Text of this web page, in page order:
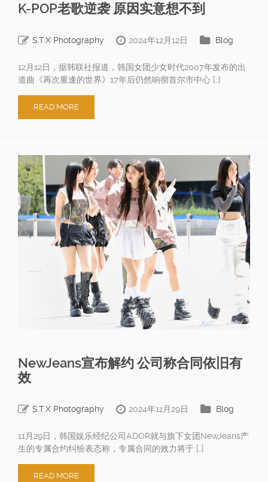
K-POP老歌逆袭 原因实意想不到
S.T.X Photography 2024年12月12日 Blog
12月12日，据韩联社报道，韩国女团少女时代2007年发布的出
道曲《再次重逢的世界》17年后仍然响彻首尔市中心 […]
READ MORE
NewJeans宣布解约 公司称合同依旧有
效
S.T.X Photography 2024年11月29日 Blog
11月29日，韩国娱乐经纪公司ADOR就与旗下女团NewJeans产
生的专属合约纠纷表态称，专属合同的效力将于 […]
READ MORE